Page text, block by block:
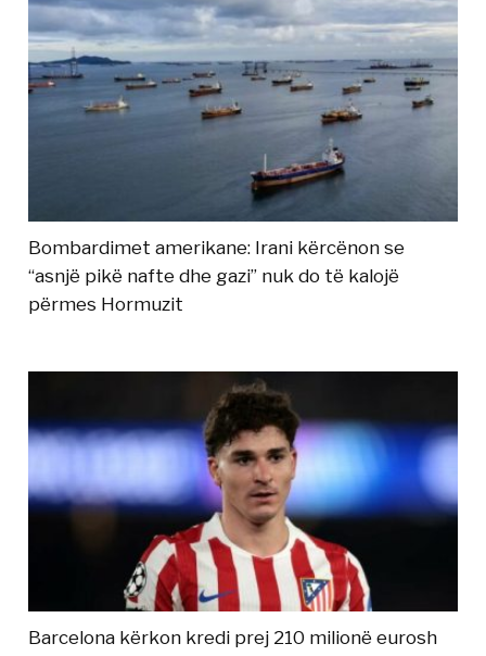
Bombardimet amerikane: Irani kërcënon se
“asnjë pikë nafte dhe gazi” nuk do të kalojë
përmes Hormuzit
Barcelona kërkon kredi prej 210 milionë eurosh